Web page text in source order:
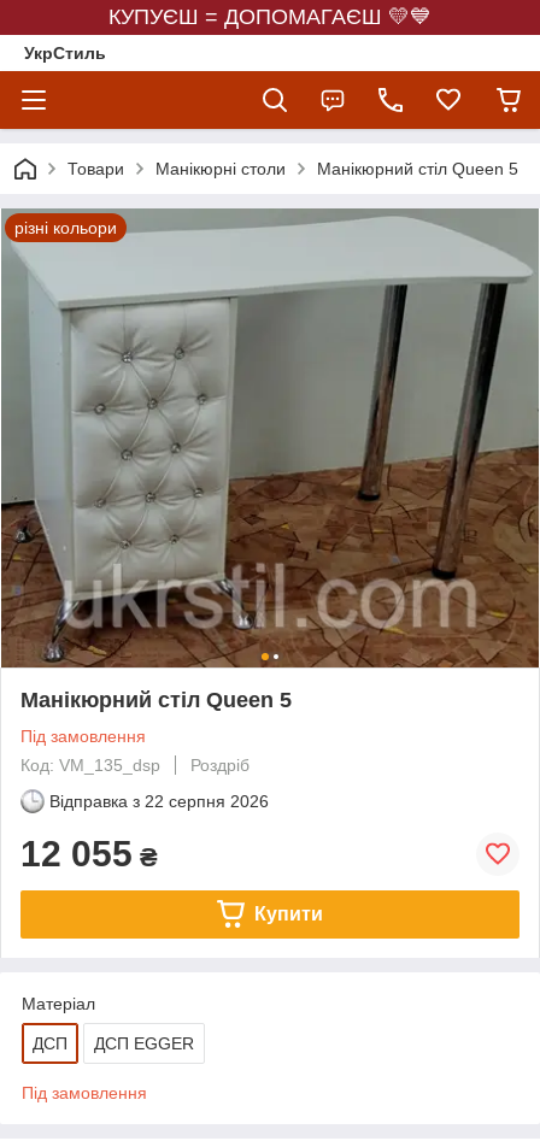
КУПУЄШ = ДОПОМАГАЄШ 💛💙
УкрСтиль
Товари Манікюрні столи Манікюрний стіл Queen 5
різні кольори
Манікюрний стіл Queen 5
Під замовлення
Код: VM_135_dsp
Роздріб
Відправка з 22 серпня 2026
12 055 ₴
Купити
Матеріал
ДСП ДСП EGGER
Під замовлення